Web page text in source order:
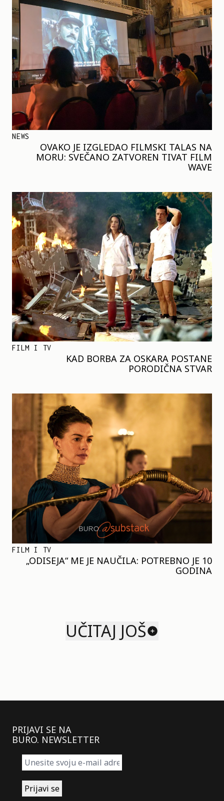
NEWS
OVAKO JE IZGLEDAO FILMSKI TALAS NA
MORU: SVEČANO ZATVOREN TIVAT FILM
WAVE
FILM I TV
KAD BORBA ZA OSKARA POSTANE
PORODIČNA STVAR
FILM I TV
„ODISEJA“ ME JE NAUČILA: POTREBNO JE 10
GODINA
UČITAJ JOŠ
PRIJAVI SE NA
BURO. NEWSLETTER